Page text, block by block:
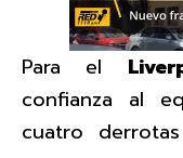
Para el
confianza al
cuatro